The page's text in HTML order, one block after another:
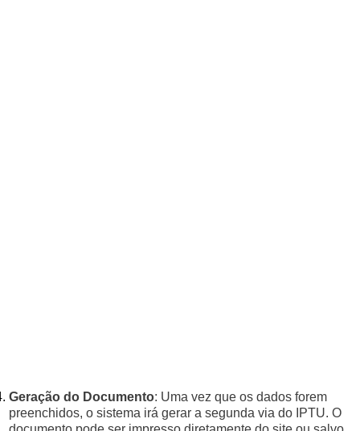
Geração do Documento: Uma vez que os dados forem
preenchidos, o sistema irá gerar a segunda via do IPTU. O